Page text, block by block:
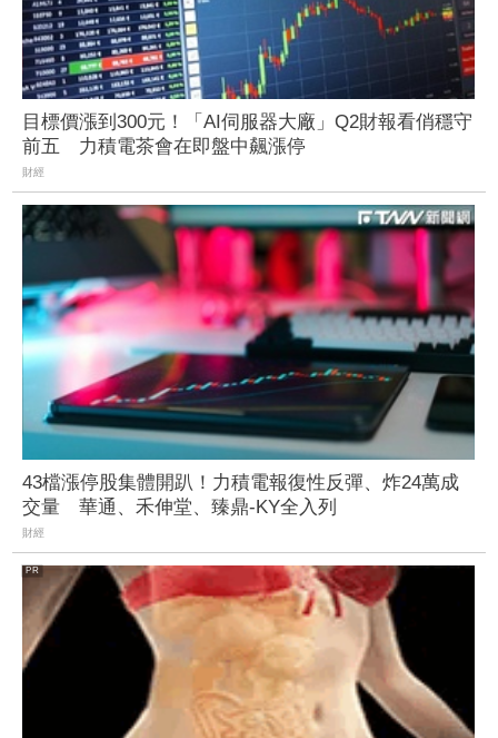
目標價漲到300元！「AI伺服器大廠」Q2財報看俏穩守
前五 力積電茶會在即盤中飆漲停
財經
43檔漲停股集體開趴！力積電報復性反彈、炸24萬成
交量 華通、禾伸堂、臻鼎-KY全入列
財經